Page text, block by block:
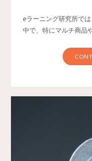
eラーニング研究所で
中で、特にマルチ商品